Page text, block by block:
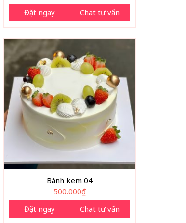
Đặt ngay
Chat tư vấn
Bánh kem 04
500.000₫
Đặt ngay
Chat tư vấn